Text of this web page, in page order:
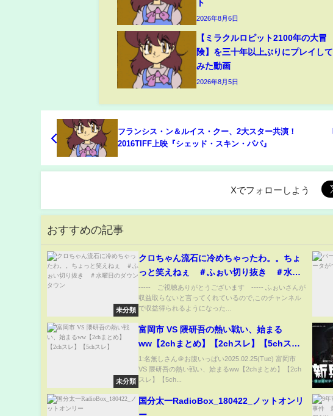
ト
2026年8月6日
【ミラクルロピット2100年の大冒
険】を三十年以上ぶりにプレイして
みた動画
2026年8月5日
フランシス・ン＆ルイス・クー、2大スター共演！
2016TIFF上映『シェッド・スキン・パパ』
Xでフォローしよう
おすすめの記事
未分類
クロちゃん流石に冷めちゃったわ。。ちょ
っと笑えねぇ ＃ふぉい切り抜き ＃水曜
日のダウンタウン
----- ご視聴ありがとうございます ----- ふぉいさんが
収益取らないと言ってくれているので,このチャンネル
で収益得られるようになった...
未分類
富岡市 VS 隈研吾の熱い戦い、始まる
ww【2chまとめ】【2chスレ】【5chス
レ】
1:名無しさん＠お腹いっぱい2025.02.25(Tue) 富岡市
VS 隈研吾の熱い戦い、始まるww【2chまとめ】【2ch
スレ】【5ch...
国分太一RadioBox_180422_ノットオンリ